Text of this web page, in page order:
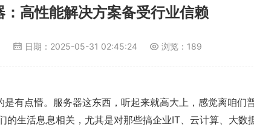
高性能解决方案备受行业信赖
日期： 2025-05-31 02:45:24 浏览：189
有点懵。服务器这东西，听起来就高大上，感觉离咱们
生活息息相关，尤其是对那些搞企业IT、云计算、大数